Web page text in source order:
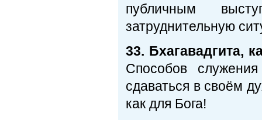
публичным
затруднительную
33. Бхагавадгита,
Способов
сдаваться в своём
как для Бога!